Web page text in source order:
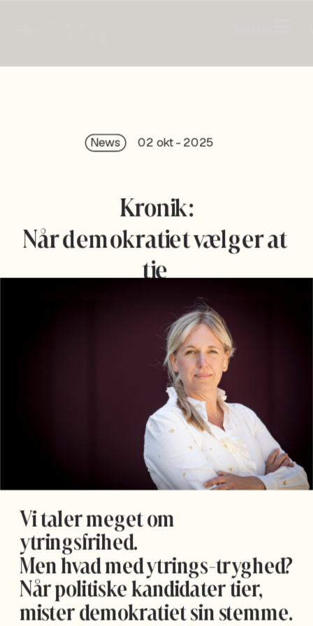
News 02 okt - 2025
Kronik:
Når demokratiet vælger at
tie
Vi taler meget om
ytringsfrihed.
Men hvad med ytrings-tryghed?
Når politiske kandidater tier,
mister demokratiet sin stemme.